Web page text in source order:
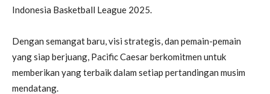
Indonesia Basketball League 2025.
Dengan semangat baru, visi strategis, dan pemain-pemain
yang siap berjuang, Pacific Caesar berkomitmen untuk
memberikan yang terbaik dalam setiap pertandingan musim
mendatang.